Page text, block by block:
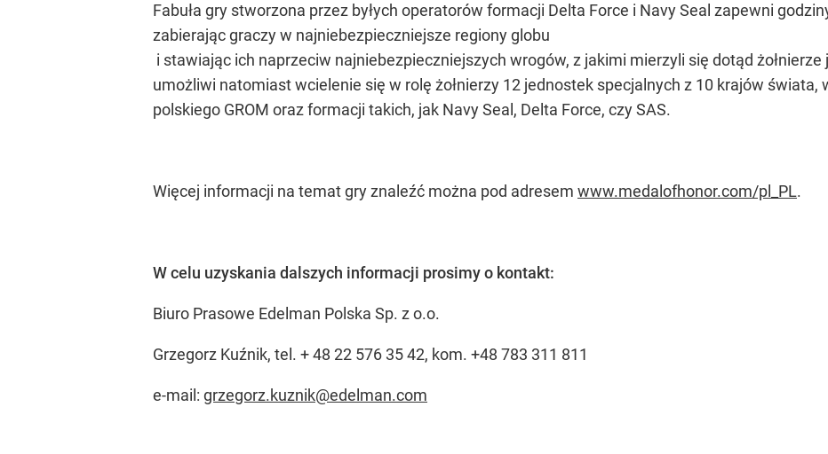
Fabuła gry stworzona przez byłych operatorów formacji Delta Force i Navy Seal zapewni
zabierając graczy w najniebezpieczniejsze regiony globu
i stawiając ich naprzeciw najniebezpieczniejszych wrogów, z jakimi mierzyli się dotąd
umożliwi natomiast wcielenie się w rolę żołnierzy 12 jednostek specjalnych z 10 krajów
polskiego GROM oraz formacji takich, jak Navy Seal, Delta Force, czy SAS.
Więcej informacji na temat gry znaleźć można pod adresem www.medalofhonor.com/pl_PL.
W celu uzyskania dalszych informacji prosimy o kontakt:
Biuro Prasowe Edelman Polska Sp. z o.o.
Grzegorz Kuźnik, tel. + 48 22 576 35 42, kom. +48 783 311 811
e-mail: grzegorz.kuznik@edelman.com